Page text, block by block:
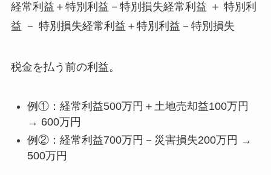
経常利益＋特別利益－特別損失経常利益 ＋ 特別利
益 － 特別損失経常利益＋特別利益－特別損失
税金を払う前の利益。
例①：経常利益500万円＋土地売却益100万円
→ 600万円
例②：経常利益700万円－災害損失200万円 →
500万円